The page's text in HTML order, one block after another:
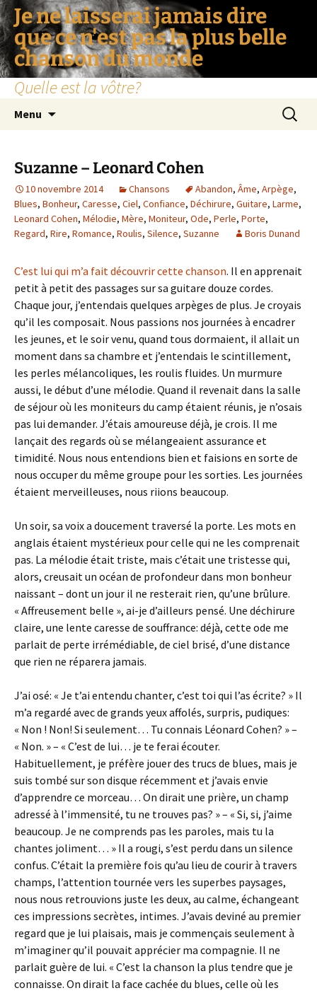
Je ne laisserai jamais dire
que ce n'est pas la plus belle
chanson du monde
Quelle est la vôtre?
Menu
Suzanne – Leonard Cohen
10 novembre 2014 Chansons Abandon, Âme, Arpège,
Blues, Bonheur, Caresse, Ciel, Confiance, Déchirure, Guitare, Larme,
Leonard Cohen, Mélodie, Mère, Moniteur, Ode, Perle, Porte,
Regard, Rire, Romance, Roulis, Silence, Suzanne Boris Dunand
C’est lui qui m’a fait découvrir cette chanson. Il en apprenait
petit à petit des passages sur sa guitare douze cordes.
Chaque jour, j’entendais quelques arpèges de plus. Je croyais
qu’il les composait. Nous passions nos journées à encadrer
les jeunes, et le soir venu, quand tous dormaient, il allait un
moment dans sa chambre et j’entendais le scintillement,
les perles mélancoliques, les roulis fluides. Un murmure
aussi, le début d’une mélodie. Quand il revenait dans la salle
de séjour où les moniteurs du camp étaient réunis, je n’osais
pas lui demander. J’étais amoureuse déjà, je crois. Il me
lançait des regards où se mélangeaient assurance et
timidité. Nous nous entendions bien et faisions en sorte de
nous occuper du même groupe pour les sorties. Les journées
étaient merveilleuses, nous riions beaucoup.
Un soir, sa voix a doucement traversé la porte. Les mots en
anglais étaient mystérieux pour celle qui ne les comprenait
pas. La mélodie était triste, mais c’était une tristesse qui,
alors, creusait un océan de profondeur dans mon bonheur
naissant – dont un jour il ne resterait rien, qu’une brûlure.
« Affreusement belle », ai-je d’ailleurs pensé. Une déchirure
claire, une lente caresse de souffrance: déjà, cette ode me
parlait de perte irrémédiable, de ciel brisé, d’une distance
que rien ne réparera jamais.
J’ai osé: « Je t’ai entendu chanter, c’est toi qui l’as écrite? » Il
m’a regardé avec de grands yeux affolés, surpris, pudiques:
« Non ! Non! Si seulement… Tu connais Léonard Cohen? » –
« Non. » – « C’est de lui… je te ferai écouter.
Habituellement, je préfère jouer des trucs de blues, mais je
suis tombé sur son disque récemment et j’avais envie
d’apprendre ce morceau… On dirait une prière, un champ
adressé à l’immensité, tu ne trouves pas? » – « Si, si, j’aime
beaucoup. Je ne comprends pas les paroles, mais tu la
chantes joliment… » Il a rougi, s’est perdu dans un silence
confus. C’était la première fois qu’au lieu de courir à travers
champs, l’attention tournée vers les superbes paysages,
nous nous retrouvions juste les deux, au calme, échangeant
ces impressions secrètes, intimes. J’avais deviné au premier
regard que je lui plaisais, mais je commençais seulement à
m’imaginer qu’il pouvait apprécier ma compagnie. Il ne
parlait guère de lui. « C’est la chanson la plus tendre que je
connaisse. On dirait la face cachée du blues, celle où les